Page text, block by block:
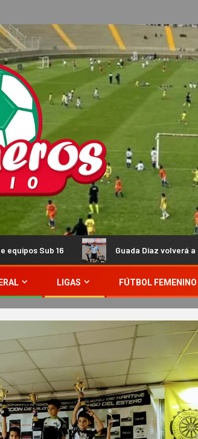
Guada Díaz volverá a representar al país en
LIGAS FÚTBOL FEMENINO